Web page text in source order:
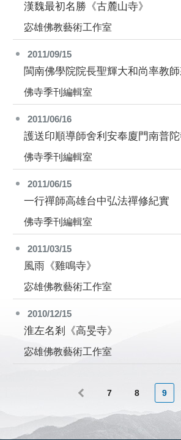
漢魏最初名勝《古麓山寺》
宓雄佛教藝術工作室
2011/09/15
閩南佛學院院長聖輝大和尚率教
佛寺季刊編輯室
2011/06/16
護送印順導師舍利安奉廈門南普
佛寺季刊編輯室
2011/06/15
一行禪師高雄台中弘法禪修紀實
佛寺季刊編輯室
2011/03/15
風雨《雞鳴寺》
宓雄佛教藝術工作室
2010/12/15
淮左名剎《高旻寺》
宓雄佛教藝術工作室
7 8 9